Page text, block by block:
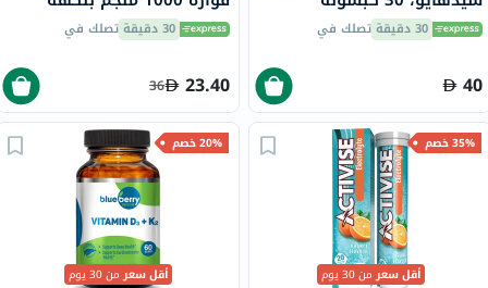
30 دقيقة تصلك في
40
البرتقال حزمة من 20
30 دقيقة تصلك في
23.40
36
35% خصم
أقل سعرمن 30 يوم
20% خصم
أقل سعرمن 30 يوم